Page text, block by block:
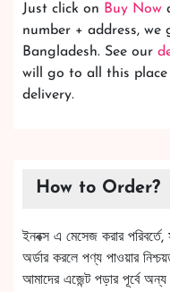
Just click on Buy Now
number + address,
Bangladesh. See our
will go to all this
delivery.
How to Order?
ইনবক্স এ মেসেজ করার
অর্ডার করলে পণ্য পাওয়ার
আমাদের এজেন্ট পড়ার পূর্বে